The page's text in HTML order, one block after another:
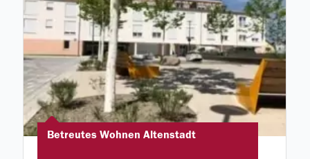
Betreutes Wohnen Altenstadt